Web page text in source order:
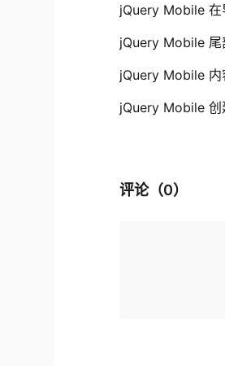
jQuery Mobile 在
jQuery Mobile 尾
jQuery Mobile 内
jQuery Mobile 创
评论（0）